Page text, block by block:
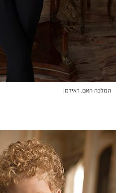
המלכה האם. ראידמן